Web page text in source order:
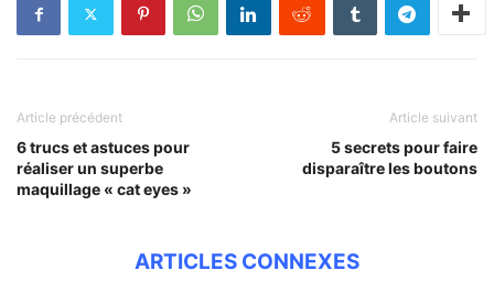
Article précédent
6 trucs et astuces pour
réaliser un superbe
maquillage « cat eyes »
Article suivant
5 secrets pour faire
disparaître les boutons
ARTICLES CONNEXES